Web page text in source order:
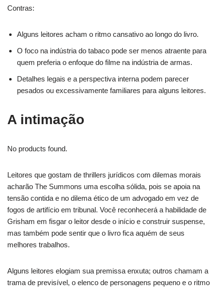
Contras:
Alguns leitores acham o ritmo cansativo ao longo do livro.
O foco na indústria do tabaco pode ser menos atraente para
quem preferia o enfoque do filme na indústria de armas.
Detalhes legais e a perspectiva interna podem parecer
pesados ou excessivamente familiares para alguns leitores.
A intimação
No products found.
Leitores que gostam de thrillers jurídicos com dilemas morais
acharão The Summons uma escolha sólida, pois se apoia na
tensão contida e no dilema ético de um advogado em vez de
fogos de artifício em tribunal. Você reconhecerá a habilidade de
Grisham em fisgar o leitor desde o início e construir suspense,
mas também pode sentir que o livro fica aquém de seus
melhores trabalhos.
Alguns leitores elogiam sua premissa enxuta; outros chamam a
trama de previsível, o elenco de personagens pequeno e o ritmo